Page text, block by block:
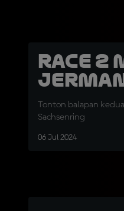
Race 2
Tonton balapan
Sachsenring
06 Jul 2024